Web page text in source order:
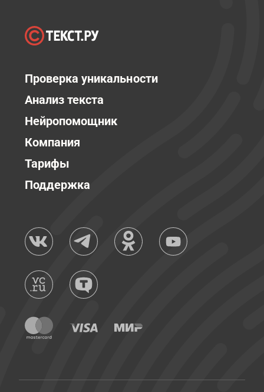
Проверка уникальности
Анализ текста
Нейропомощник
Компания
Тарифы
Поддержка